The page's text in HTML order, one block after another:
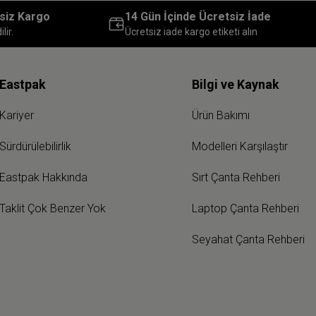
Kargo 14 Gün İçinde Ücretsiz İade
Ücretsiz iade kargo etiketi alın
Eastpak
Kariyer
Sürdürülebilirlik
Eastpak Hakkında
Taklit Çok Benzer Yok
Bilgi ve Kaynak
Ürün Bakımı
Modelleri Karşılaştır
Sırt Çanta Rehberi
Laptop Çanta Rehberi
Seyahat Çanta Rehberi